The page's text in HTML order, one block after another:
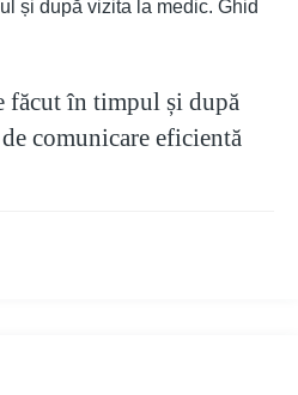
făcut în timpul și după
comunicare eficientă